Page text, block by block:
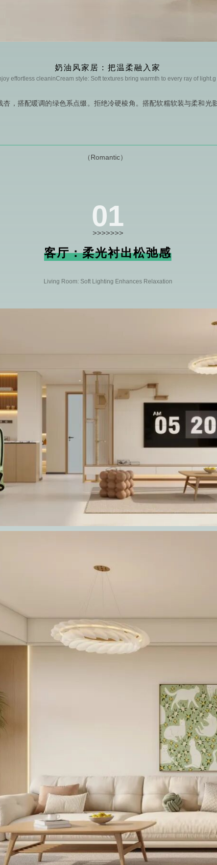
奶油风家居：把温柔融入家
effortless cleaninCream style: Soft textures bring warmth to every ray of light.g
，搭配暖调的绿色系点缀。拒绝冷硬棱角。搭配软糯软装与柔和光
（Romantic）
01
>>>>>>>
THE SECRETS
客厅：柔光衬出松弛感
Living Room: Soft Lighting Enhances Relaxation